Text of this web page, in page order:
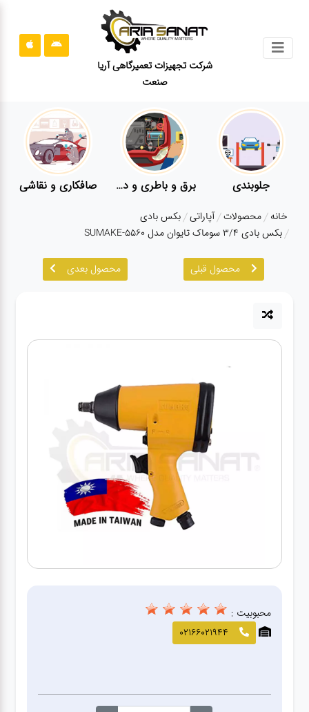
شرکت تجهیزات تعمیرگاهی آریا
صنعت
قوانین
سایت
ارتباط
درباره
ما
آپاراتی
دیاگ
صافکاری
و نقاشی
کارواش
جلوبندی برق و باطری و دیاگ صافکاری و نقاشی
خانه محصولات آپاراتی بکس بادی
بکس بادی ۳/۴ سوماک تایوان مدل SUMAKE-5560
محصول قبلی محصول بعدی
محبوبیت :
02166021944